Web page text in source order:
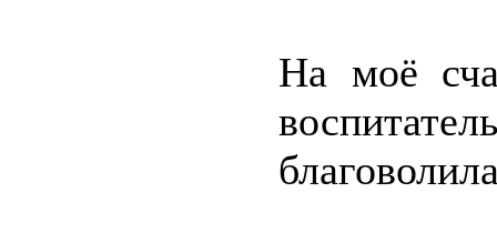
На моё